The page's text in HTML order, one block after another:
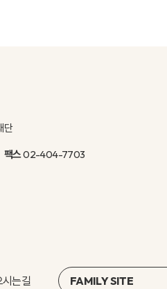
단
팩스02-404-7703
시는길 FAMILY SITE